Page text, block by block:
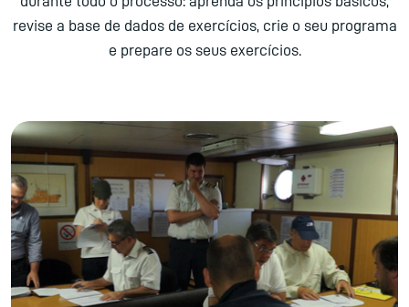
revise a base de dados de exercícios, crie o seu programa
e prepare os seus exercícios.